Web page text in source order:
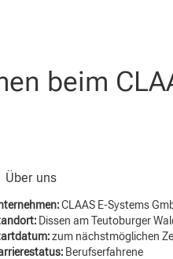
beim
Über uns
Projektmanager (m/
CLAAS E-Systems
Dissen am Teutoburger
zum nächstmöglichen
Berufserfahrene